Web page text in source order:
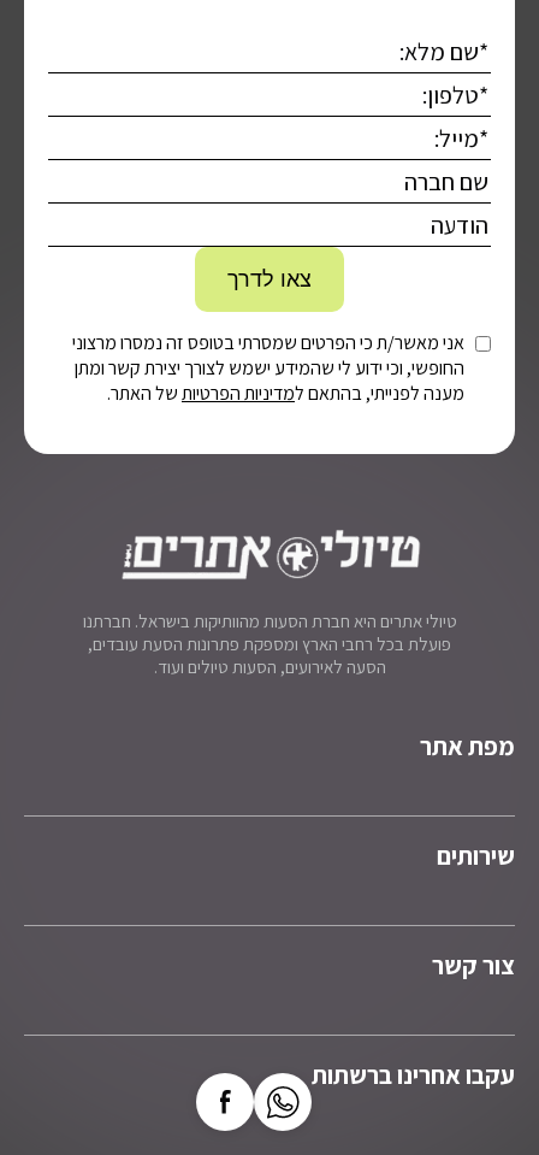
אני מאשר/ת כי הפרטים שמסרתי בטופס זה נמסרו מרצוני
החופשי, וכי ידוע לי שהמידע ישמש לצורך יצירת קשר ומתן
מענה לפנייתי, בהתאם למדיניות הפרטיותשל האתר.
טיולי אתרים היא חברת הסעות מהוותיקות בישראל. חברתנו
פועלת בכל רחבי הארץ ומספקת פתרונות הסעת עובדים,
הסעה לאירועים, הסעות טיולים ועוד.
מפת אתר
שירותים
צור קשר
עקבו אחרינו ברשתות